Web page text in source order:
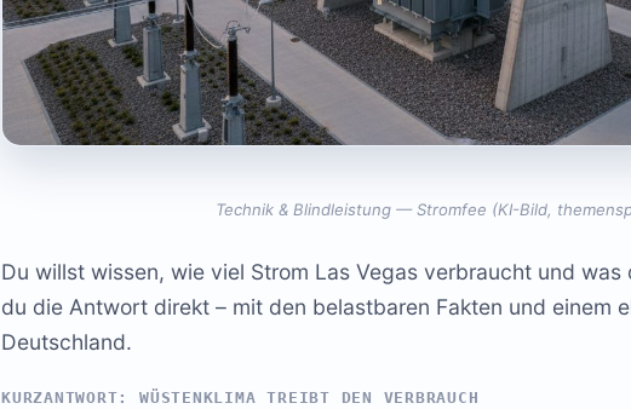
Technik & Blindleistung — Stromfee (KI-Bild,
Du willst wissen, wie viel Strom Las Vegas verbraucht und
du die Antwort direkt – mit den belastbaren Fakten und einem
Deutschland.
KURZANTWORT: WÜSTENKLIMA TREIBT DEN VERBRAUCH